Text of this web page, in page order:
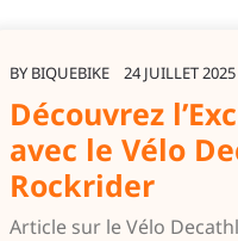
BY BIQUEBIKE 24 JUILLET 2025
Découvrez
avec le Vélo
Rockrider
Article sur le Vélo